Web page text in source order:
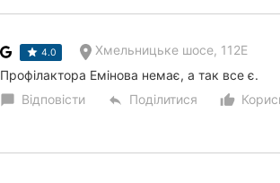
4.0 Хмельницьке шосе, 112Е
Профілактора Емінова немає, а так все є.
chat_bubble Відповісти reply Поділитися